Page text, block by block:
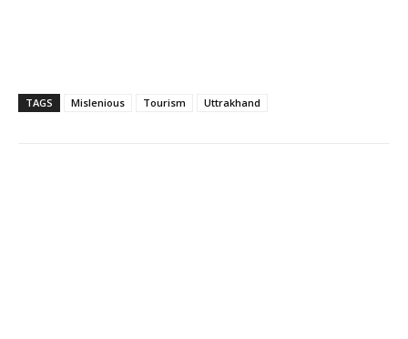
TAGS Mislenious Tourism Uttrakhand